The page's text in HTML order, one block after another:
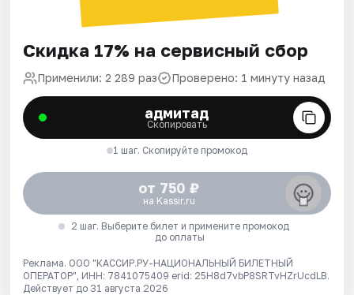
Скидка 17% на сервисный сбор
Применили: 2 289 раз Проверено: 1 минуту назад
адмитад
Скопировать
1 шаг. Скопируйте промокод
от 750 ₽
на Kassir.ru
2 шаг. Выберите билет и примените промокод
до оплаты
Реклама. ООО "КАССИР.РУ-НАЦИОНАЛЬНЫЙ БИЛЕТНЫЙ
ОПЕРАТОР", ИНН: 7841075409 erid: 25H8d7vbP8SRTvHZrUcdLB.
Действует до 31 августа 2026